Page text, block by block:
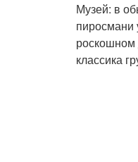
Музей: в
пиросмани
роскошном
классика